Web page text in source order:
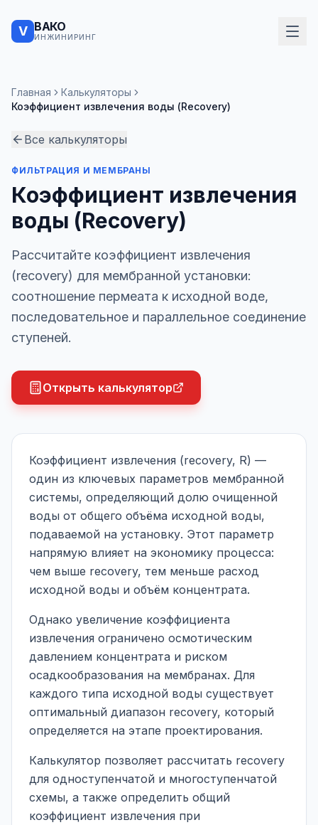
V ВАКО
ИНЖИНИРИНГ
Главная
Калькуляторы
Коэффициент извлечения воды (Recovery)
Все калькуляторы
ФИЛЬТРАЦИЯ И МЕМБРАНЫ
Коэффициент извлечения
воды (Recovery)
Рассчитайте коэффициент извлечения
(recovery) для мембранной установки:
соотношение пермеата к исходной воде,
последовательное и параллельное соединение
ступеней.
Открыть калькулятор
Коэффициент извлечения (recovery, R) —
один из ключевых параметров мембранной
системы, определяющий долю очищенной
воды от общего объёма исходной воды,
подаваемой на установку. Этот параметр
напрямую влияет на экономику процесса:
чем выше recovery, тем меньше расход
исходной воды и объём концентрата.
Однако увеличение коэффициента
извлечения ограничено осмотическим
давлением концентрата и риском
осадкообразования на мембранах. Для
каждого типа исходной воды существует
оптимальный диапазон recovery, который
определяется на этапе проектирования.
Калькулятор позволяет рассчитать recovery
для одноступенчатой и многоступенчатой
схемы, а также определить общий
коэффициент извлечения при